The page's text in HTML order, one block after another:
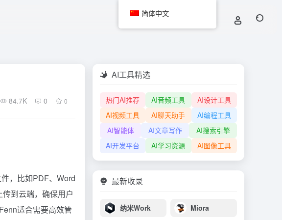
84.7K 0 0
，比如PDF、Word
到云端，确保用户
适合需要高效管
AI工具精选
热门AI推荐 AI音频工具
AI设计工具
AI视频工具
AI聊天助手
AI编程工具
AI智能体
AI文章写作
AI搜索引擎
AI开发平台
AI学习资源 AI图像工具
最新收录
纳米Work Miora
简体中文